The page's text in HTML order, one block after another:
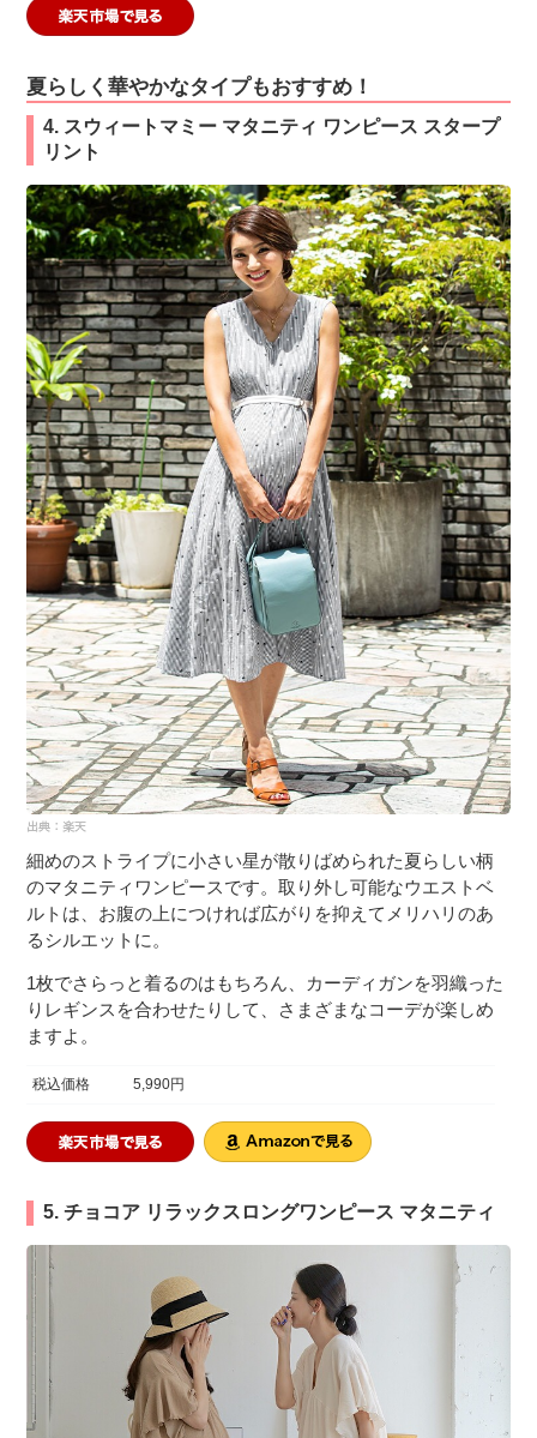
夏らしく華やかなタイプもおすすめ！
4. スウィートマミー マタニティ ワンピース スタープ
リント
細めのストライプに小さい星が散りばめられた夏らしい柄
のマタニティワンピースです。取り外し可能なウエストベ
ルトは、お腹の上につければ広がりを抑えてメリハリのあ
るシルエットに。
1枚でさらっと着るのはもちろん、カーディガンを羽織った
りレギンスを合わせたりして、さまざまなコーデが楽しめ
ますよ。
税込価格 5,990円
5. チョコア リラックスロングワンピース マタニティ